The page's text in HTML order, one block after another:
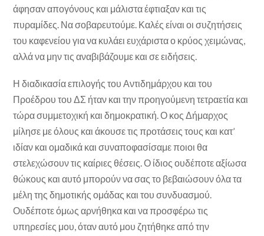
άφησαν απογόνους και μάλιστα έφτιαξαν και τις
πυραμίδες. Να σοβαρευτούμε. Καλές είναι οι συζητήσεις
του καφενείου για να κυλάει ευχάριστα ο κρύος χειμώνας,
αλλά να μην τις αναβιβάζουμε και σε ειδήσεις.
Η διαδικασία επιλογής του Αντιδημάρχου και του
Προέδρου του ΔΣ ήταν και την προηγούμενη τετραετία και
τώρα συμμετοχική και δημοκρατική. Ο κος Δήμαρχος
μίλησε με όλους και άκουσε τις προτάσεις τους και κατ’
ιδίαν και ομαδικά και συναποφασίσαμε ποιοι θα
στελεχώσουν τις καίριες θέσεις. Ο ίδιος ουδέποτε αξίωσα
θώκους και αυτό μπορούν να σας το βεβαιώσουν όλα τα
μέλη της δημοτικής ομάδας και του συνδυασμού.
Ουδέποτε όμως αρνήθηκα και να προσφέρω τις
υπηρεσίες μου, όταν αυτό μου ζητήθηκε από την